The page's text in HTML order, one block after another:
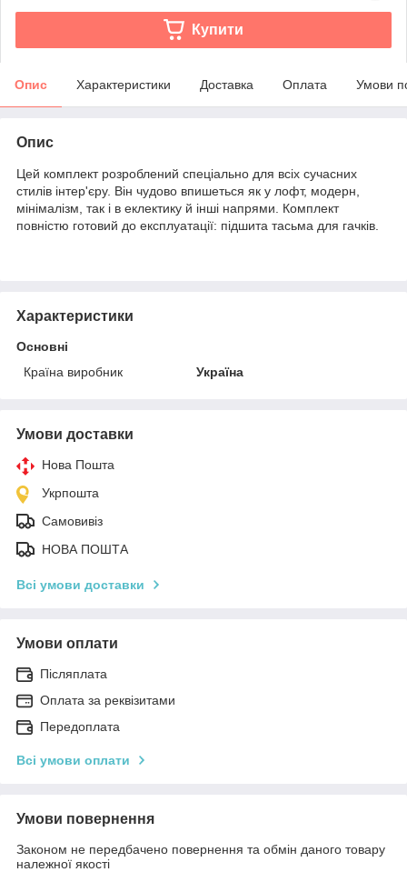
Купити
Опис Характеристики Доставка Оплата Умови
Опис
Цей комплект розроблений спеціально для всіх сучасних
стилів інтер'єру. Він чудово впишеться як у лофт, модерн,
мінімалізм, так і в еклектику й інші напрями. Комплект
повністю готовий до експлуатації: підшита тасьма для гачків.
Характеристики
Основні
Країна виробник
Україна
Умови доставки
Нова Пошта
Укрпошта
Самовивіз
НОВА ПОШТА
Всі умови доставки
Умови оплати
Післяплата
Оплата за реквізитами
Передоплата
Всі умови оплати
Умови повернення
Законом не передбачено повернення та обмін даного товару
належної якості